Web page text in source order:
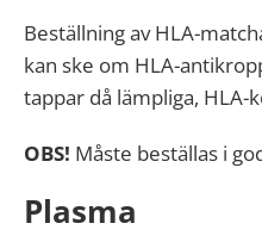
Beställning av HLA-
kan ske om HLA-
tappar då lämpliga, HLA-
OBS! Måste beställas i
Plasma